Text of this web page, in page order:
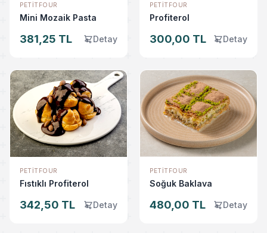
PETITFOUR
Mini Mozaik Pasta
381,25 TL Detay
PETITFOUR
Profiterol
300,00 TL Detay
PETITFOUR
Fıstıklı Profiterol
342,50 TL Detay
PETITFOUR
Soğuk Baklava
480,00 TL Detay